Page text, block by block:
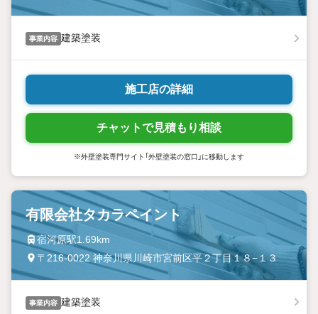
事業内容 建築塗装
施工店の詳細
チャットで見積もり相談
※外壁塗装専門サイト「外壁塗装の窓口」に移動します
有限会社タカラペイント
宿河原駅1.69km
〒216-0022 神奈川県川崎市宮前区平２丁目１８−１３
事業内容 建築塗装